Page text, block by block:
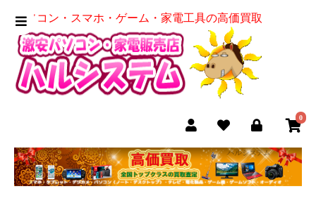
パソコン・スマホ・ゲーム・家電工具の高価買取
0